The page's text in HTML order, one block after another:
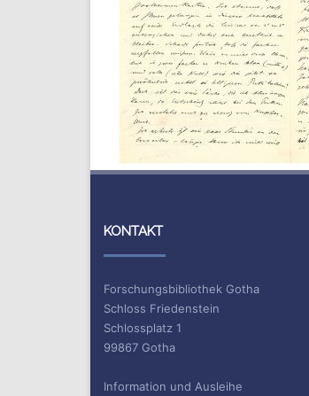
KONTAKT
Forschungsbibliothek Gotha
Schloss Friedenstein
Schlossplatz 1
99867 Gotha
Information und Ausleihe